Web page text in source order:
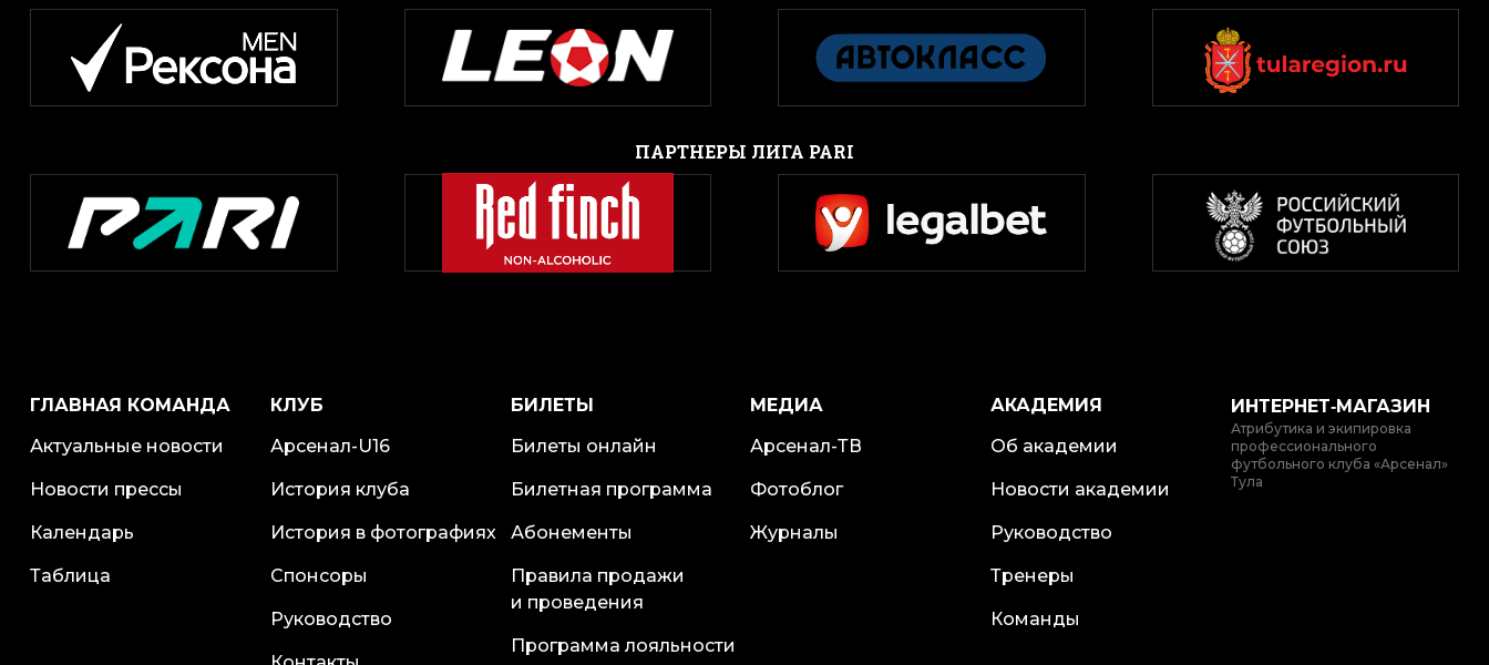
ПАРТНЕРЫ ЛИГА PARI
ГЛАВНАЯ КОМАНДА
Актуальные новости
Новости прессы
Календарь
Таблица
КЛУБ
Арсенал-U16
История клуба
История в фотографиях
Спонсоры
Руководство
БИЛЕТЫ
Билеты онлайн
Билетная программа
Абонементы
Правила продажи
и проведения
Программа лояльности
МЕДИА
Арсенал-ТВ
Фотоблог
Журналы
АКАДЕМИЯ
Об академии
Новости академии
Руководство
Тренеры
Команды
ИНТЕРНЕТ‑МАГАЗИН
Атрибутика и экипировка
профессионального
футбольного клуба «Арсенал»
Тула